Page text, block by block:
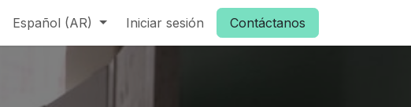
Español (AR) Iniciar sesión Contáctanos